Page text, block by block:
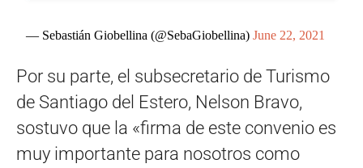
— Sebastián Giobellina (@SebaGiobellina)June 22, 2021
Por su parte, el subsecretario de Turismo
de Santiago del Estero, Nelson Bravo,
sostuvo que la «firma de este convenio es
muy importante para nosotros como